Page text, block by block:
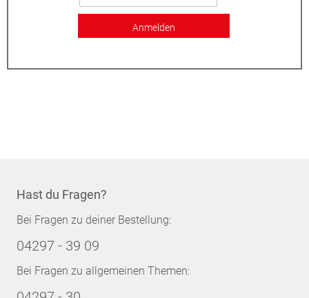
Anmelden
Hast du Fragen?
Bei Fragen zu deiner Bestellung:
04297 - 39 09
Bei Fragen zu allgemeinen Themen: